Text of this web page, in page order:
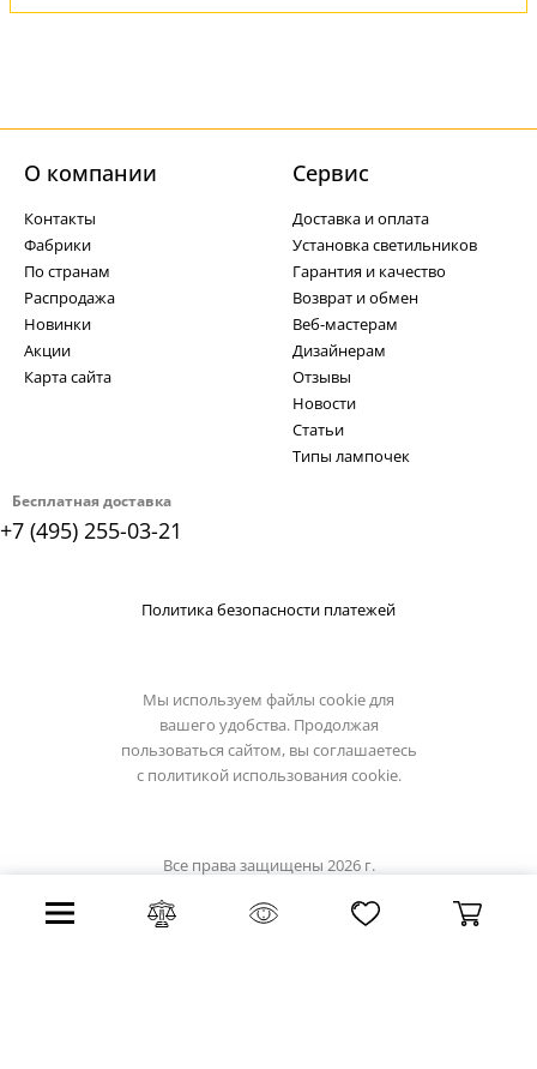
Бесплатная доставка
+7 (495) 255-03-21
О компании
Контакты
Фабрики
По странам
Распродажа
Новинки
Акции
Карта сайта
Cервис
Доставка и оплата
Установка светильников
Гарантия и качество
Возврат и обмен
Веб-мастерам
Дизайнерам
Отзывы
Новости
Статьи
Типы лампочек
Политика безопасности платежей
Мы используем файлы cookie для
вашего удобства. Продолжая
пользоваться сайтом, вы соглашаетесь
с политикой использования cookie.
Все права защищены 2026 г.